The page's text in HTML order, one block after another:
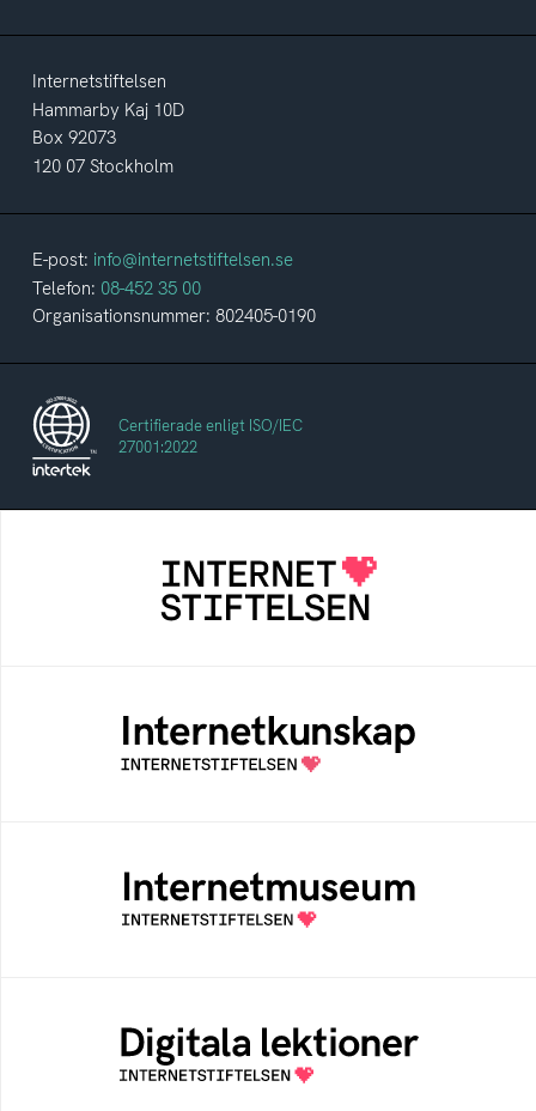
Internetstiftelsen
Hammarby Kaj 10D
Box 92073
120 07 Stockholm
E-post: info@internetstiftelsen.se
Telefon: 08-452 35 00
Organisationsnummer: 802405-0190
Certifierade enligt ISO/IEC
27001:2022
Internetstiftelsen verkar för ett internet som
bidrar positivt till människan och samhället
Samlad kunskap som hjälper dig att bli en
säker och medveten internetanvändare
Ett digitalt museum som byggts, och kureras
av Internetstiftelsen
Öppen digital lärresurs med färdiga lektioner
för alla stadier i grundskolan